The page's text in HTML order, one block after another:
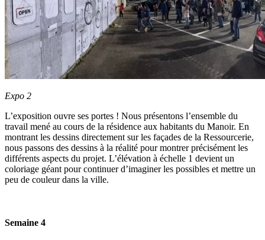
Expo 2
L’exposition ouvre ses portes ! Nous présentons l’ensemble du
travail mené au cours de la résidence aux habitants du Manoir. En
montrant les dessins directement sur les façades de la Ressourcerie,
nous passons des dessins à la réalité pour montrer précisément les
différents aspects du projet. L’élévation à échelle 1 devient un
coloriage géant pour continuer d’imaginer les possibles et mettre un
peu de couleur dans la ville.
Semaine 4